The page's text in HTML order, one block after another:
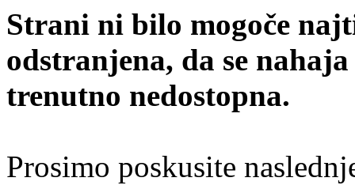
Strani ni bilo mogoče
odstranjena, da se
trenutno nedostopna.
Prosimo poskusite